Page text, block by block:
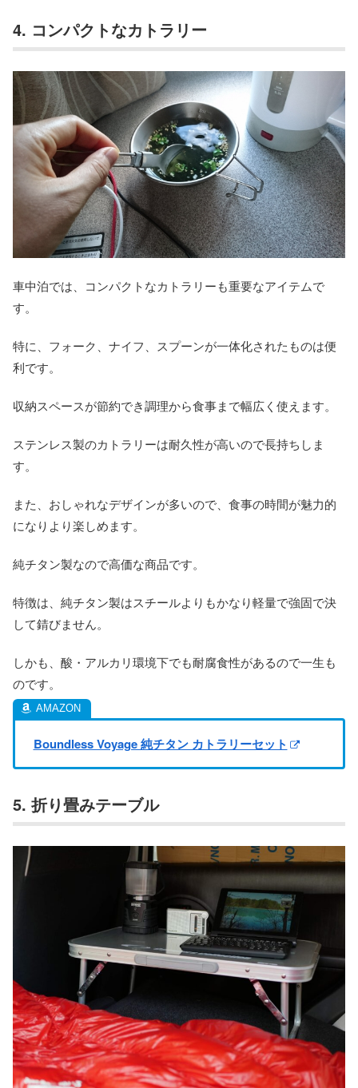
4. コンパクトなカトラリー
車中泊では、コンパクトなカトラリーも重要なアイテムで
す。
特に、フォーク、ナイフ、スプーンが一体化されたものは便
利です。
収納スペースが節約でき調理から食事まで幅広く使えます。
ステンレス製のカトラリーは耐久性が高いので長持ちしま
す。
また、おしゃれなデザインが多いので、食事の時間が魅力的
になりより楽しめます。
純チタン製なので高価な商品です。
特徴は、純チタン製はスチールよりもかなり軽量で強固で決
して錆びません。
しかも、酸・アルカリ環境下でも耐腐食性があるので一生も
のです。
Boundless Voyage 純チタン カトラリーセット
5. 折り畳みテーブル